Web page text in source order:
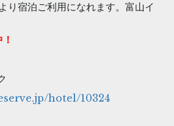
より宿泊ご利用になれます。富山イ
hotel/10324